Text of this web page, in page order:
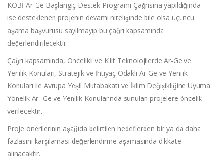
KOBİ Ar-Ge Başlangıç Destek Programı Çağrısına yapıldığında
ise desteklenen projenin devamı niteliğinde bile olsa üçüncü
aşama başvurusu sayılmayıp bu çağrı kapsamında
değerlendirilecektir.
Çağrı kapsamında, Öncelikli ve Kilit Teknolojilerde Ar-Ge ve
Yenilik Konuları, Stratejik ve İhtiyaç Odaklı Ar-Ge ve Yenilik
Konuları ile Avrupa Yeşil Mutabakatı ve İklim Değişikliğine Uyuma
Yönelik Ar- Ge ve Yenilik Konularında sunulan projelere öncelik
verilecektir.
Proje önerilerinin aşağıda belirtilen hedeflerden bir ya da daha
fazlasını karşılaması değerlendirme aşamasında dikkate
alınacaktır.